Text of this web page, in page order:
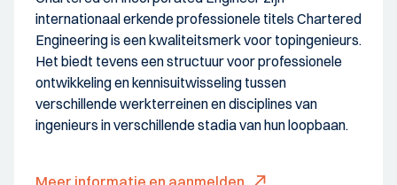
internationaal erkende professionele titels Chartered
Engineering is een kwaliteitsmerk voor topingenieurs.
Het biedt tevens een structuur voor professionele
ontwikkeling en kennisuitwisseling tussen
verschillende werkterreinen en disciplines van
ingenieurs in verschillende stadia van hun loopbaan.